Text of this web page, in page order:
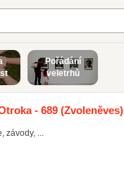
Pořádání
veletrhů
- 689 (Zvoleněves)
závody, ...